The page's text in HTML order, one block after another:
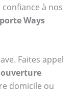
à nos
Ways
Faites appel
ouverture
domicile ou